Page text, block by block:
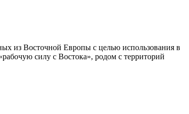
из Восточной Европы с целью использования в
силу с Востока», родом с территорий